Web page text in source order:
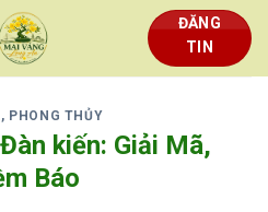
ĐĂNG
TIN
PHONG THỦY
kiến: Giải Mã,
Báo